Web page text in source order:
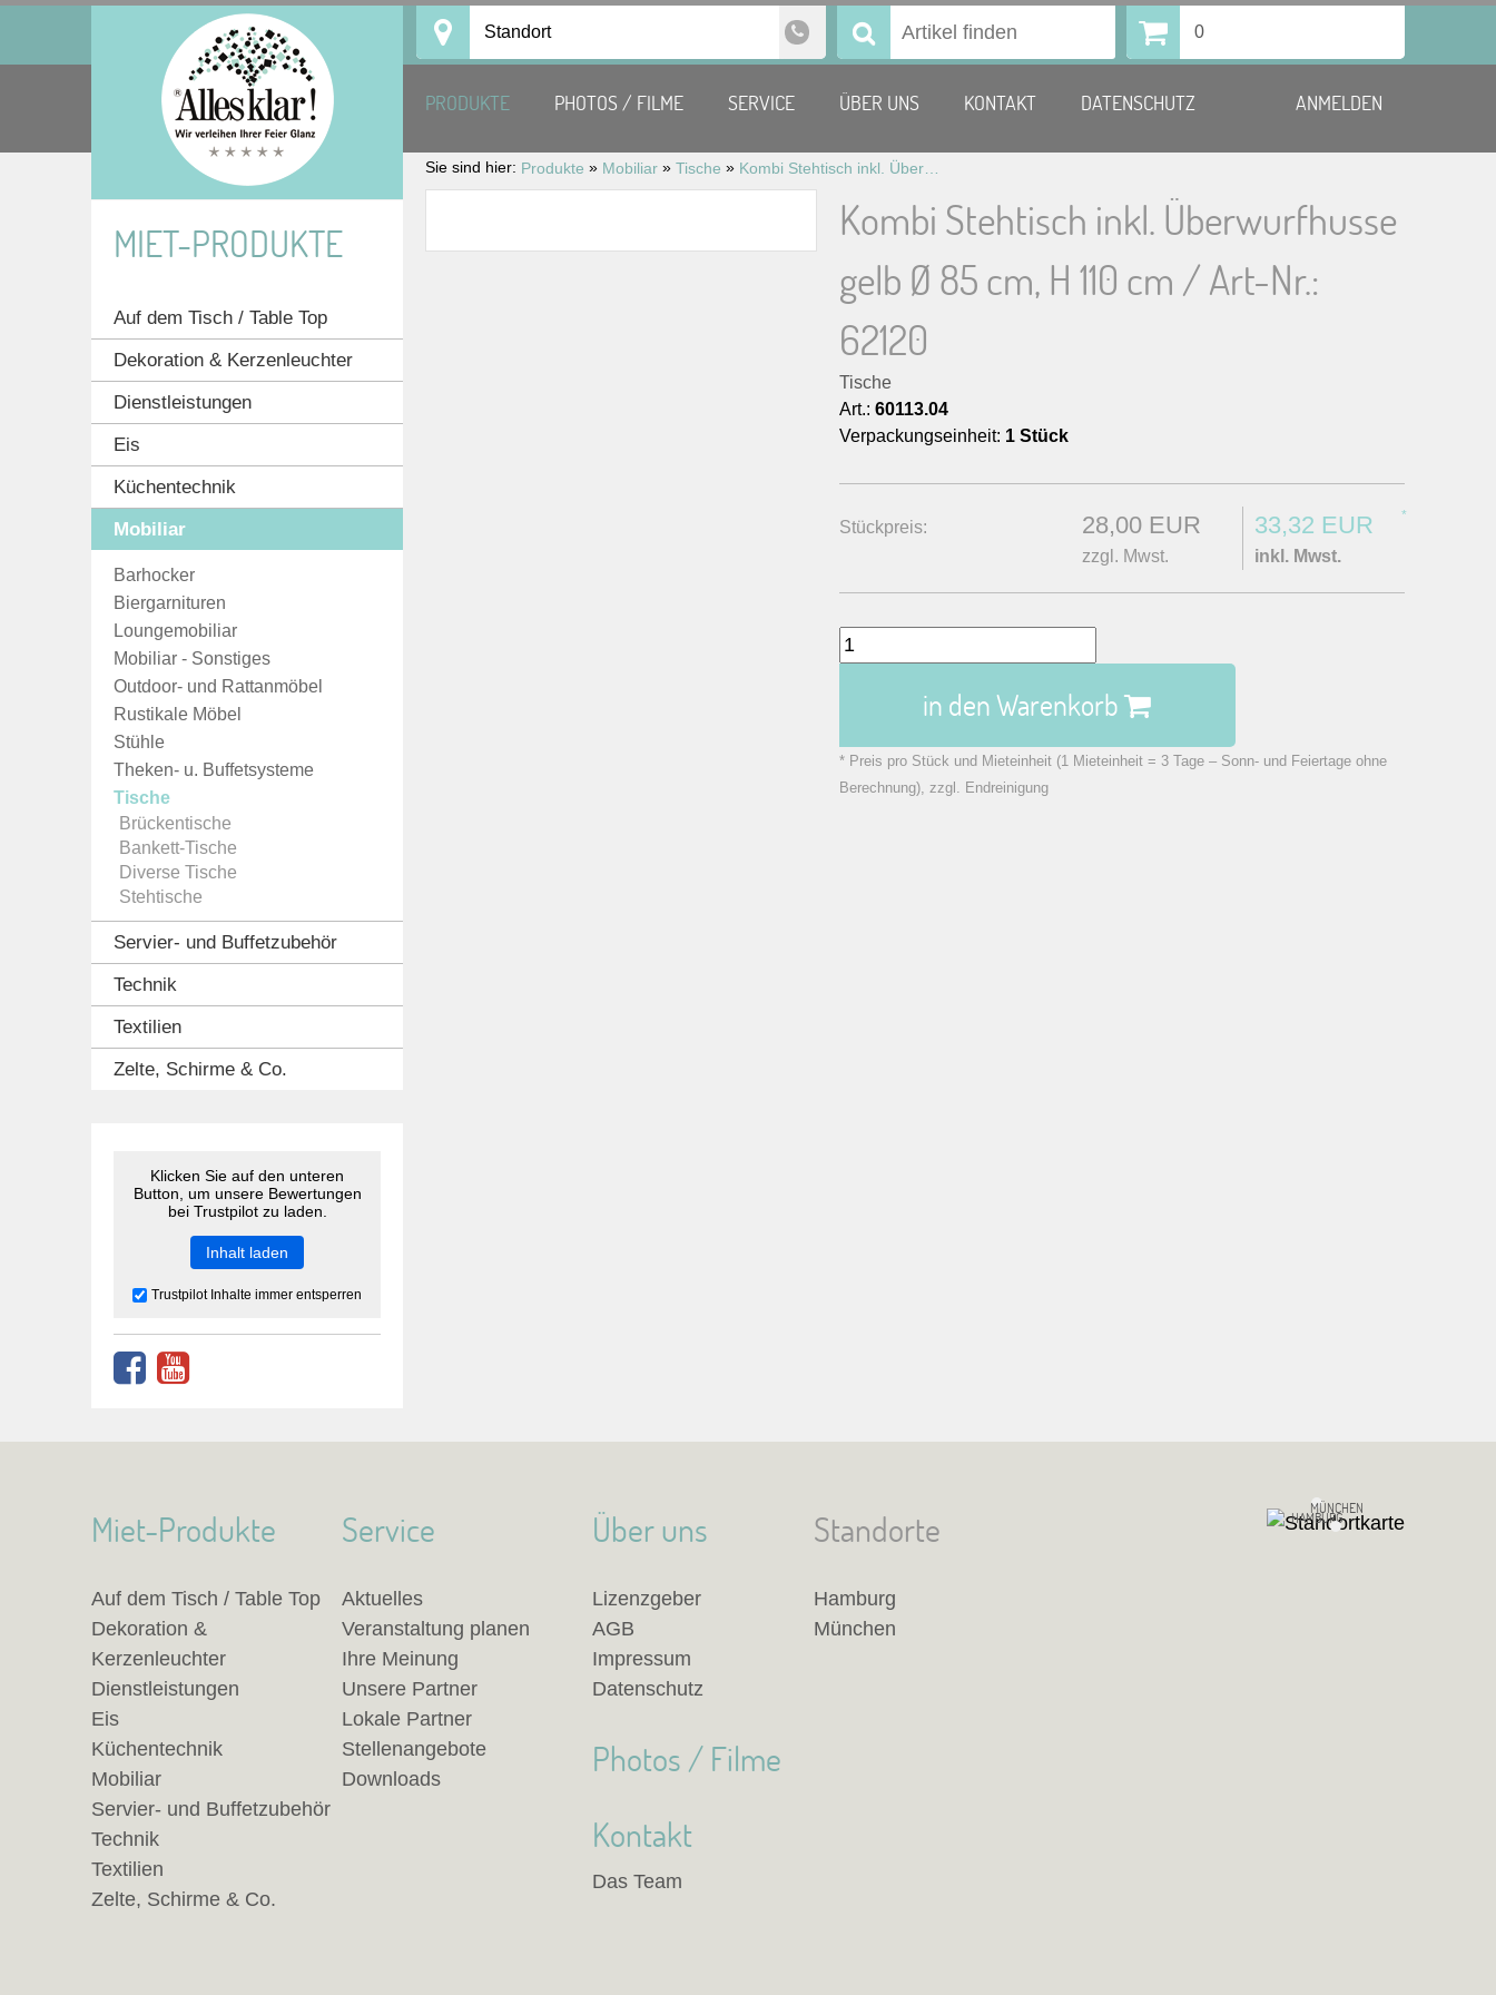
Standort Suchen 0
PRODUKTE PHOTOS / FILME SERVICE ÜBER UNS KONTAKT DATENSCHUTZ ANMELDEN
Sie sind hier: Produkte » Mobiliar » Tische »
Kombi Stehtisch inkl. Überwurfhusse
gelb Ø 85 cm, H 110 cm / Art-Nr.:
62120
Tische
Art.: 60113.04
Verpackungseinheit: 1 Stück
Stückpreis: 28,00 EUR
zzgl. Mwst.
33,32 EUR *
inkl. Mwst.
in den Warenkorb
* Preis pro Stück und Mieteinheit (1 Mieteinheit = 3 Tage – Sonn- und Feiertage ohne
Berechnung), zzgl. Endreinigung
MIET-PRODUKTE
Auf dem Tisch / Table Top
Dekoration & Kerzenleuchter
Dienstleistungen
Eis
Küchentechnik
Mobiliar
Barhocker
Biergarnituren
Loungemobiliar
Mobiliar - Sonstiges
Outdoor- und Rattanmöbel
Rustikale Möbel
Stühle
Theken- u. Buffetsysteme
Tische
Brückentische
Bankett-Tische
Diverse Tische
Stehtische
Servier- und Buffetzubehör
Technik
Textilien
Zelte, Schirme & Co.
Klicken Sie auf den unteren
Button, um unsere Bewertungen
bei Trustpilot zu laden.
Inhalt laden
Trustpilot Inhalte immer entsperren
Standorte
Hamburg
München
HAMBURG
MÜNCHEN
Miet-Produkte
Auf dem Tisch / Table Top
Dekoration &
Kerzenleuchter
Dienstleistungen
Eis
Küchentechnik
Mobiliar
Servier- und Buffetzubehör
Technik
Textilien
Zelte, Schirme & Co.
Service
Aktuelles
Veranstaltung planen
Ihre Meinung
Unsere Partner
Lokale Partner
Stellenangebote
Downloads
Über uns
Lizenzgeber
AGB
Impressum
Datenschutz
Photos / Filme
Kontakt
Das Team